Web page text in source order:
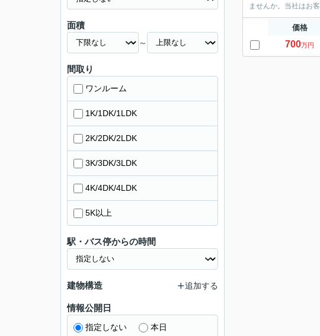
ませんか。当社はお
価格
700万円
面積
～
間取り
ワンルーム
1K/1DK/1LDK
2K/2DK/2LDK
3K/3DK/3LDK
4K/4DK/4LDK
5K以上
駅・バス停からの時間
建物構造 追加する
情報公開日
指定しない 本日